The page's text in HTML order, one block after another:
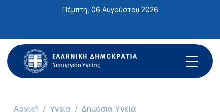
ιστότοπος
περιλαμβάνει
ένα
σύστημα
Πέμπτη, 06 Αυγούστου 2026
Αρχική Υγεία
Δημόσια Υγεία